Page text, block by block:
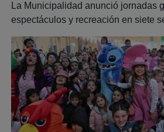
La Municipalidad anunció jornadas
espectáculos y recreación en siete